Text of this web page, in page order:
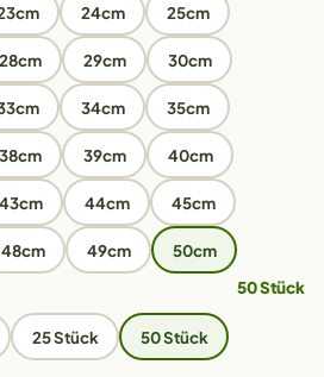
24cm 25cm
28cm 29cm 30cm
34cm 35cm
38cm 39cm 40cm
43cm 44cm 45cm
48cm 49cm 50cm
50 Stück
25 Stück 50 Stück